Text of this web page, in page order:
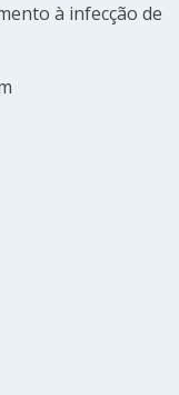
à infecção de